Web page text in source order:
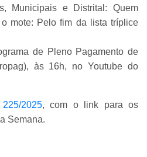
Municipais e Distrital: Quem
o mote: Pelo fim da lista tríplice
de Pleno Pagamento de
às 16h, no Youtube do
2025, com o link para os
Semana.